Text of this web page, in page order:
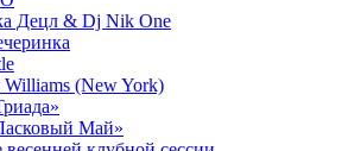
Децл & Dj Nik One
Williams (New York)
Май»